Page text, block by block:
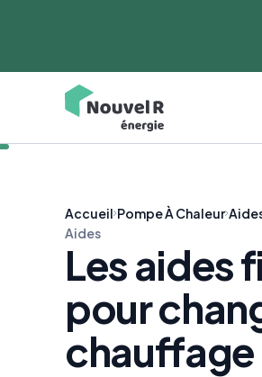
Accueil Pompe À Chaleur
Aides
Les aides
pour
chauffage